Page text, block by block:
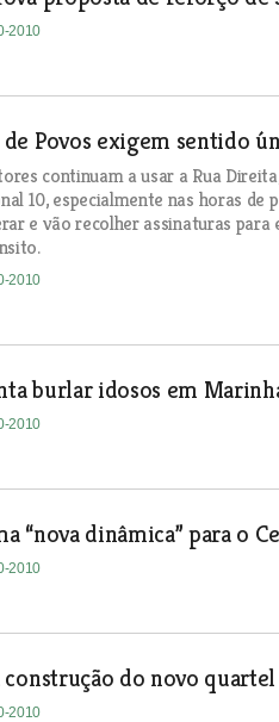
2010
Povos exigem sentido
continuam a usar a Rua
10, especialmente nas horas
e vão recolher assinaturas
2010
burlar idosos em
2010
“nova dinâmica” para o
2010
do novo
2010